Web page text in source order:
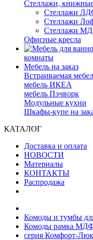
Стеллажи,
Стеллажи
Стеллажи
Стеллажи
Офисные кресла
комнаты
Мебель на заказ
Встраиваемая
мебель ИКЕА
мебель Пэчворк
Модульные кухни
Шкафы-купе на
КАТАЛОГ
Доставка и оплата
НОВОСТИ
Материалы
КОНТАКТЫ
Распродажа
Комоды и тумбы
Комоды рамка
серия Комфорт-